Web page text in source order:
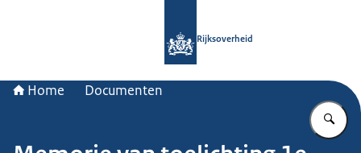
Rijksoverheid
Home Documenten